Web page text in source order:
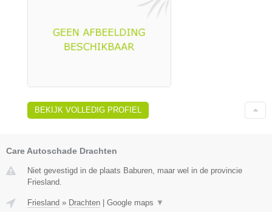
BEKIJK VOLLEDIG PROFIEL
Care Autoschade Drachten
Niet gevestigd in de plaats Baburen, maar wel in de provincie
Friesland.
Friesland » Drachten Google maps ▼